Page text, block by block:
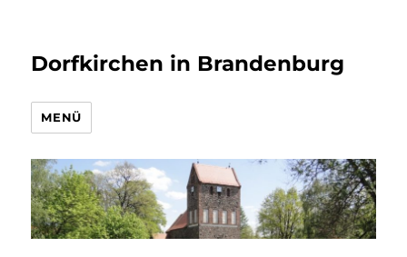
Dorfkirchen in Brandenburg
MENÜ